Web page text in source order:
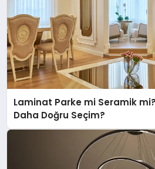
Laminat Parke mi Seramik
Daha Doğru Seçim?